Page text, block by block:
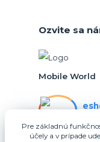
Ozvite sa
Mobile World
Pre základnú
účely a v prípade